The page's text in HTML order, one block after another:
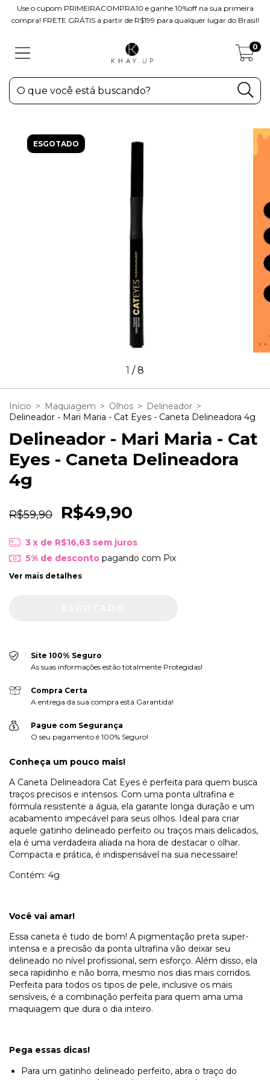
Use o cupom PRIMEIRACOMPRA10 e ganhe 10%off na sua primeira
compra! FRETE GRÁTIS a partir de R$199 para qualquer lugar do Brasil!
0
ESGOTADO
1 /8
Início > Maquiagem > Olhos > Delineador >
Delineador - Mari Maria - Cat Eyes - Caneta Delineadora 4g
Delineador - Mari Maria - Cat
Eyes - Caneta Delineadora
4g
R$59,90 R$49,90
3 x de R$16,63 sem juros
5% de descontopagando com Pix
Ver mais detalhes
Site 100% Seguro
As suas informações estão totalmente Protegidas!
Compra Certa
A entrega da sua compra está Garantida!
Pague com Segurança
O seu pagamento é 100% Seguro!
Conheça um pouco mais!
A Caneta Delineadora Cat Eyes é perfeita para quem busca
traços precisos e intensos. Com uma ponta ultrafina e
fórmula resistente a água, ela garante longa duração e um
acabamento impecável para seus olhos. Ideal para criar
aquele gatinho delineado perfeito ou traços mais delicados,
ela é uma verdadeira aliada na hora de destacar o olhar.
Compacta e prática, é indispensável na sua necessaire!
Contém: 4g
Você vai amar!
Essa caneta é tudo de bom! A pigmentação preta super-
intensa e a precisão da ponta ultrafina vão deixar seu
delineado no nível profissional, sem esforço. Além disso, ela
seca rapidinho e não borra, mesmo nos dias mais corridos.
Perfeita para todos os tipos de pele, inclusive os mais
sensíveis, é a combinação perfeita para quem ama uma
maquiagem que dura o dia inteiro.
Pega essas dicas!
Para um gatinho delineado perfeito, abra o traço do